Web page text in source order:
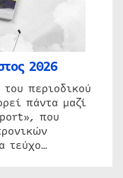
2026
περιοδικού
πάντα μαζί
που
τεύχο…